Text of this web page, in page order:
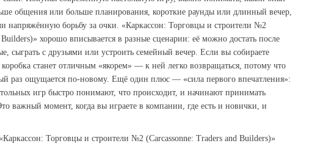
общения или больше планирования, короткие раунды или длинный вечер,
напряжённую борьбу за очки. «Каркаcсон: Торговцы и строители №2
Builders)» хорошо вписывается в разные сценарии: её можно достать после
сыграть с друзьями или устроить семейный вечер. Если вы собираете
станет отличным «якорем» — к ней легко возвращаться, потому что
раз ощущается по‑новому. Ещё один плюс — «сила первого впечатления»:
игр быстро понимают, что происходит, и начинают принимать
важный момент, когда вы играете в компании, где есть и новички, и
Торговцы и строители №2 (Carcassonne: Traders and Builders)»